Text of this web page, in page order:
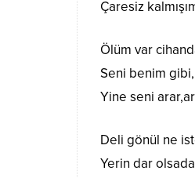
Çaresiz
Ölüm var
Seni benim
Yine seni
Deli gönül ne
Yerin dar